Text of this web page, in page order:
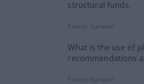
structural funds.
Source: Europarl
What is the use of
recommendations
Source: Europarl